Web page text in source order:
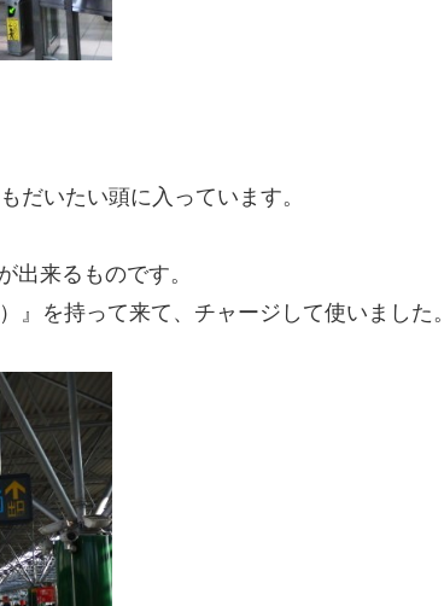
だいたい頭に入っています。
出来るものです。
』を持って来て、チャージして使いました。